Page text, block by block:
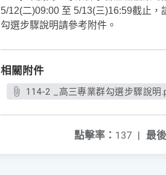
5/12(二)09:00 至 5/13(三)16:59截止，
勾選步驟說明請參考附件。
相關附件
114-2 _高三專業群勾選步驟說明
最
點擊率： 137 |